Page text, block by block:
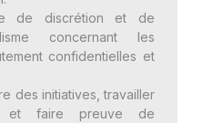
de discrétion et de
concernant les
confidentielles et
des initiatives, travailler
et faire preuve de